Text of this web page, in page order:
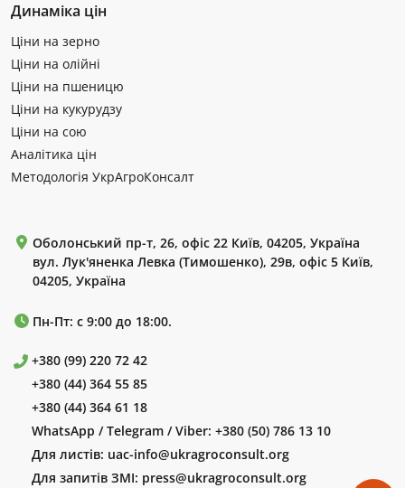
Динаміка цін
Ціни на зерно
Ціни на олійні
Ціни на пшеницю
Ціни на кукурудзу
Ціни на сою
Аналітика цін
Методологія УкрАгроКонсалт
Оболонський пр-т, 26, офіс 22 Київ, 04205, Україна
вул. Лук'яненка Левка (Тимошенко), 29в, офіс 5 Київ,
04205, Україна
Пн-Пт: с 9:00 до 18:00.
+380 (99) 220 72 42
+380 (44) 364 55 85
+380 (44) 364 61 18
WhatsApp / Telegram / Viber: +380 (50) 786 13 10
Для листів: uac-info@ukragroconsult.org
Для запитів ЗМІ: press@ukragroconsult.org